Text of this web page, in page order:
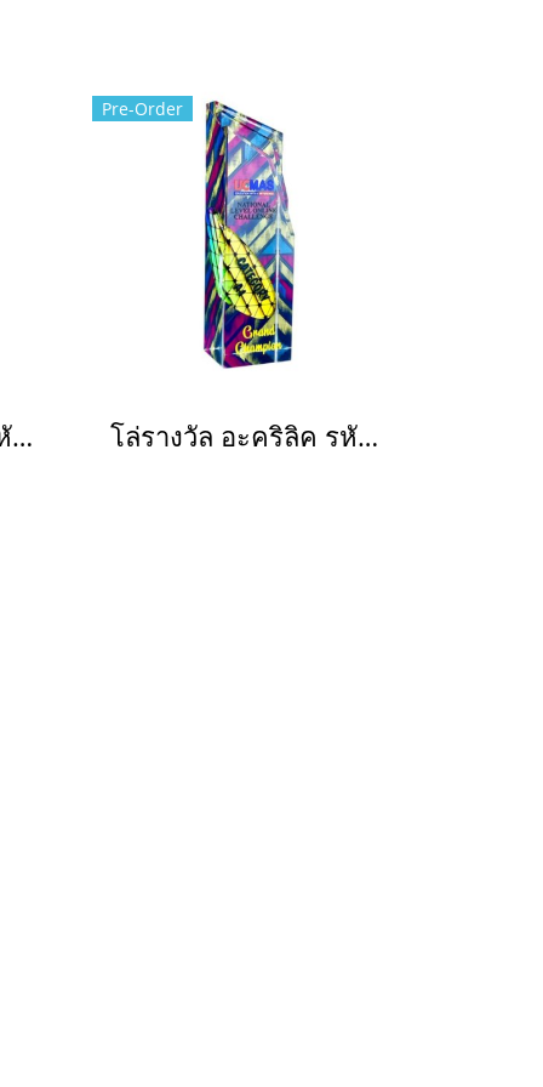
โล่รางวัล อะคริลิค รหัส 1087
Pre-Order
โล่รางวัล อะคริลิค รหัส 1088